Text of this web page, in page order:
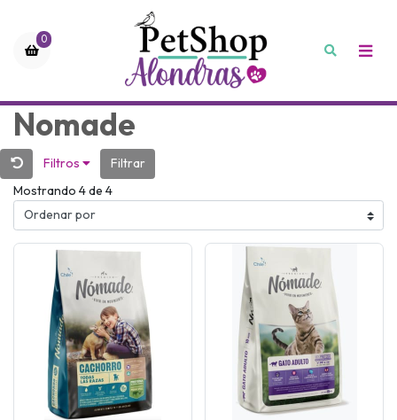
0
Nomade
Filtros
Filtrar
Mostrando 4 de 4